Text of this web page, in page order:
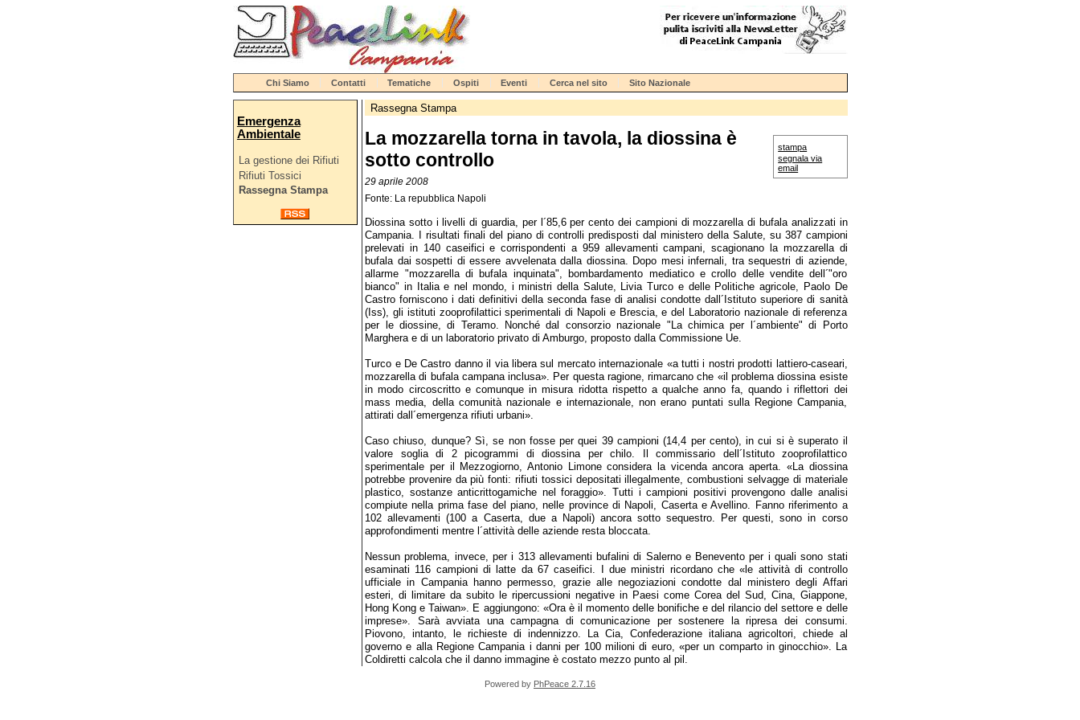
Chi Siamo Contatti Tematiche Ospiti Eventi Cerca nel sito Sito Nazionale
Emergenza
Ambientale
La gestione dei Rifiuti
Rifiuti Tossici
Rassegna Stampa
Rassegna Stampa
stampa
segnala via
email
La mozzarella torna in tavola, la diossina è
sotto controllo
29 aprile 2008
Fonte: La repubblica Napoli
Diossina sotto i livelli di guardia, per l´85,6 per cento dei campioni di mozzarella di bufala analizzati in
Campania. I risultati finali del piano di controlli predisposti dal ministero della Salute, su 387 campioni
prelevati in 140 caseifici e corrispondenti a 959 allevamenti campani, scagionano la mozzarella di
bufala dai sospetti di essere avvelenata dalla diossina. Dopo mesi infernali, tra sequestri di aziende,
allarme "mozzarella di bufala inquinata", bombardamento mediatico e crollo delle vendite dell´"oro
bianco" in Italia e nel mondo, i ministri della Salute, Livia Turco e delle Politiche agricole, Paolo De
Castro forniscono i dati definitivi della seconda fase di analisi condotte dall´Istituto superiore di sanità
(Iss), gli istituti zooprofilattici sperimentali di Napoli e Brescia, e del Laboratorio nazionale di referenza
per le diossine, di Teramo. Nonché dal consorzio nazionale "La chimica per l´ambiente" di Porto
Marghera e di un laboratorio privato di Amburgo, proposto dalla Commissione Ue.
Turco e De Castro danno il via libera sul mercato internazionale «a tutti i nostri prodotti lattiero-caseari,
mozzarella di bufala campana inclusa». Per questa ragione, rimarcano che «il problema diossina esiste
in modo circoscritto e comunque in misura ridotta rispetto a qualche anno fa, quando i riflettori dei
mass media, della comunità nazionale e internazionale, non erano puntati sulla Regione Campania,
attirati dall´emergenza rifiuti urbani».
Caso chiuso, dunque? Sì, se non fosse per quei 39 campioni (14,4 per cento), in cui si è superato il
valore soglia di 2 picogrammi di diossina per chilo. Il commissario dell´Istituto zooprofilattico
sperimentale per il Mezzogiorno, Antonio Limone considera la vicenda ancora aperta. «La diossina
potrebbe provenire da più fonti: rifiuti tossici depositati illegalmente, combustioni selvagge di materiale
plastico, sostanze anticrittogamiche nel foraggio». Tutti i campioni positivi provengono dalle analisi
compiute nella prima fase del piano, nelle province di Napoli, Caserta e Avellino. Fanno riferimento a
102 allevamenti (100 a Caserta, due a Napoli) ancora sotto sequestro. Per questi, sono in corso
approfondimenti mentre l´attività delle aziende resta bloccata.
Nessun problema, invece, per i 313 allevamenti bufalini di Salerno e Benevento per i quali sono stati
esaminati 116 campioni di latte da 67 caseifici. I due ministri ricordano che «le attività di controllo
ufficiale in Campania hanno permesso, grazie alle negoziazioni condotte dal ministero degli Affari
esteri, di limitare da subito le ripercussioni negative in Paesi come Corea del Sud, Cina, Giappone,
Hong Kong e Taiwan». E aggiungono: «Ora è il momento delle bonifiche e del rilancio del settore e delle
imprese». Sarà avviata una campagna di comunicazione per sostenere la ripresa dei consumi.
Piovono, intanto, le richieste di indennizzo. La Cia, Confederazione italiana agricoltori, chiede al
governo e alla Regione Campania i danni per 100 milioni di euro, «per un comparto in ginocchio». La
Coldiretti calcola che il danno immagine è costato mezzo punto al pil.
Powered by PhPeace 2.7.16